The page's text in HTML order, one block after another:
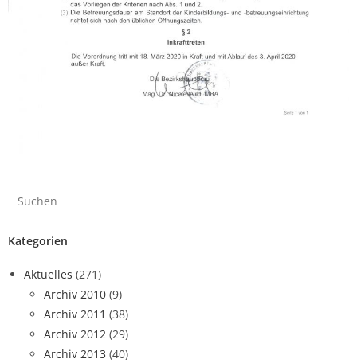
Kategorien
Aktuelles (271)
Archiv 2010 (9)
Archiv 2011 (38)
Archiv 2012 (29)
Archiv 2013 (40)